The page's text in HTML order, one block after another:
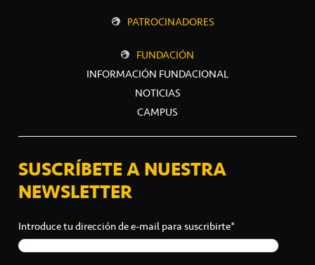
PATROCINADORES
FUNDACIÓN
INFORMACIÓN FUNDACIONAL
NOTICIAS
CAMPUS
SUSCRÍBETE A NUESTRA
NEWSLETTER
Introduce tu dirección de e-mail para suscribirte*